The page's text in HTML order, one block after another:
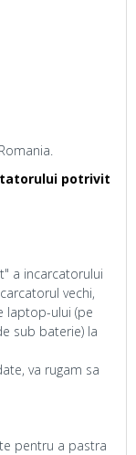
potrivit
a incarcatorului
vechi,
laptop-ului (pe
sub baterie) la
va rugam sa
pentru a pastra